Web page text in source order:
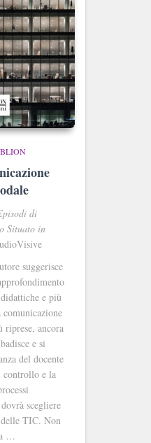
di
Situato in
suggerisce
e più
ancora
e si
del docente
controllo e la
scegliere
TIC. Non
…